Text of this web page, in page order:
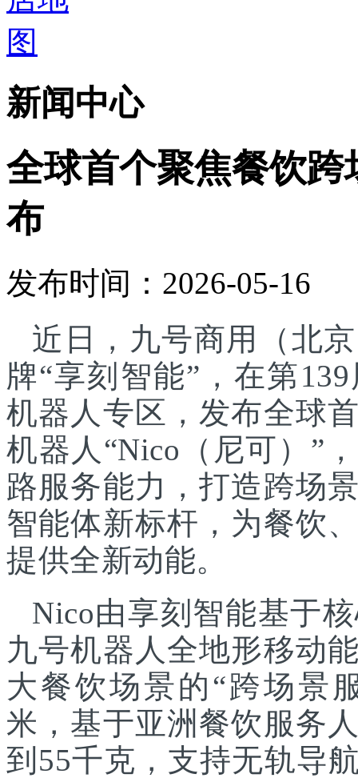
新闻中心
全球首个聚焦餐饮
布
发布时间：2026-05-16
近日，九号商用（北
牌“享刻智能”，在第
机器人专区，发布全球
机器人“Nico（尼可）”
路服务能力，打造跨场
智能体新标杆，为餐饮
提供全新动能。
Nico由享刻智能基于
九号机器人全地形移动
大餐饮场景的“跨场景
米，基于亚洲餐饮服务
到55千克，支持无轨导